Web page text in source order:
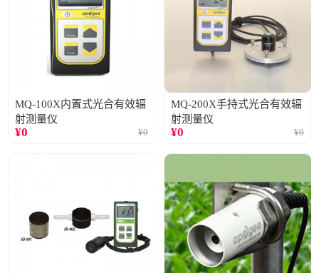
MQ-100X内置式光合有效辐
射测量仪
¥0 ¥0
MQ-200X手持式光合有效辐
射测量仪
¥0 ¥0